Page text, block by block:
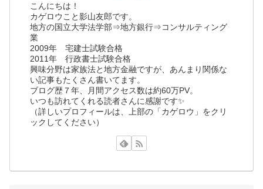
こんにちは！
カゲロウこと影山友郎です。
地方の国立大学法学部⇒地方銀行⇒コンサルティング
業
2009年 宅建士試験合格
2011年 行政書士試験合格
興味分野は家族法と地方金融ですが、あんまり関係な
い記事もたくさん書いてます。
ブログ歴７年、月間アクセス数は約60万PV。
いつも訪れてくれる読者さんに感謝です✨
（詳しいプロフィールは、上部の「カゲロウ」をクリ
ックしてください）